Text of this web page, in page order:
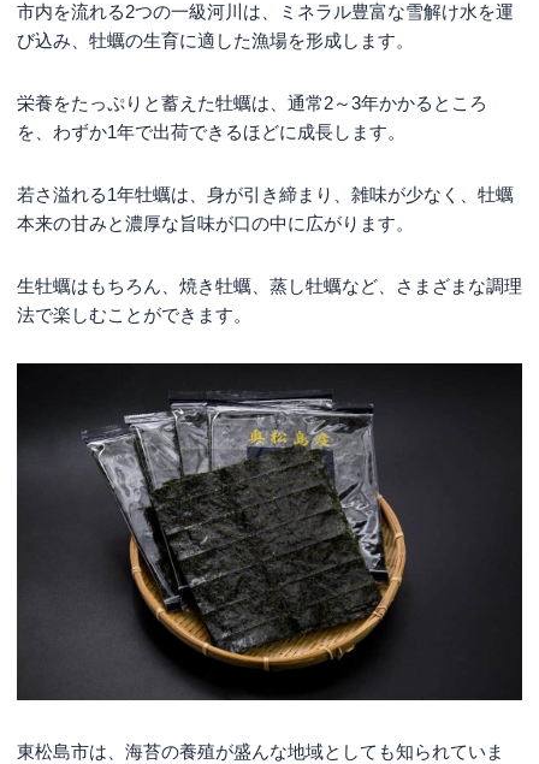
市内を流れる2つの一級河川は、ミネラル豊富な雪解け水を運
び込み、牡蠣の生育に適した漁場を形成します。
栄養をたっぷりと蓄えた牡蠣は、通常2～3年かかるところ
を、わずか1年で出荷できるほどに成長します。
若さ溢れる1年牡蠣は、身が引き締まり、雑味が少なく、牡蠣
本来の甘みと濃厚な旨味が口の中に広がります。
生牡蠣はもちろん、焼き牡蠣、蒸し牡蠣など、さまざまな調理
法で楽しむことができます。
東松島市は、海苔の養殖が盛んな地域としても知られていま